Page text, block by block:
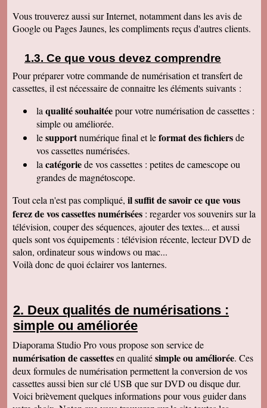
projets de commande, alors, sûrement à bientôt
! Cordialement
d'image est parfaite. Merci beaucoup
Nadine H
Bonjour, on a bien reçu le colis on vous
remercie beaucoup bonne journée
Christian R
Encore une belle expérience, comme la
première fois nous sommes ravis. Merci de
pouvoir nous faire revivre le passé Travail
raffiné, effectué consciencieusement , avec en
plus des délais et prix tout à fait corrects
À recommander sans hésitation
Les Alesiens
Bonjour, super ! Suite au super résultat de la
première cassette, mes grands-parents ont
décidé de toutes les faire pour pouvoir voir a
nouveau ces souvenirs sur la télé :)
Cordialement
Cécile M
Bonjour. Je viens de recevoir le colis et je suis
en train de regarder les films sur mon ordinateur.
Amandine L
Bonjour nous avons bien reçus les cassettes et
les vidéos sont supers ! Merci beaucoup
Cordialement,
Jean-Marie B
Colis bien reçu ça marche en direct sur la TV.
Merci beaucoup. Des amis vont vous contacter
de ma part. Bonne continuation
Alain L
Vous trouverez aussi sur Internet, notamment dans les avis de
Google ou Pages Jaunes, les compliments reçus d'autres clients.
Ce que vous devez comprendre
Pour préparer votre commande de numérisation et transfert de
cassettes, il est nécessaire de connaitre les éléments suivants :
la qualité souhaitéepour votre numérisation de cassettes :
simple ou améliorée.
lesupportnumérique final et leformat des fichiersde
vos cassettes numérisées.
la catégoriede vos cassettes : petites de camescope ou
grandes de magnétoscope.
Tout cela n'est pas compliqué, il suffit de savoir ce que vous
ferez de vos cassettes numérisées : regarder vos souvenirs sur la
télévision, couper des séquences, ajouter des textes... et aussi
quels sont vos équipements : télévision récente, lecteur DVD de
salon, ordinateur sous windows ou mac...
Voilà donc de quoi éclairer vos lanternes.
Deux qualités de numérisations :
simple ou améliorée
Diaporama Studio Pro vous propose son service de
numérisation de cassettesen qualitésimple ou améliorée. Ces
deux formules de numérisation permettent la conversion de vos
cassettes aussi bien sur clé USB que sur DVD ou disque dur.
Voici brièvement quelques informations pour vous guider dans